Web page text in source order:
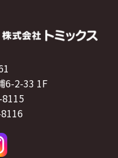
6-2-33 1F